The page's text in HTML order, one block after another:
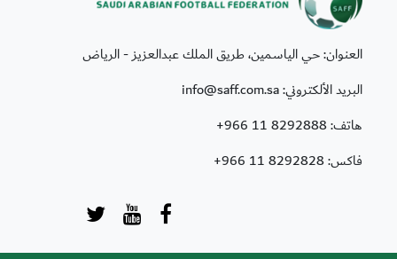
العنوان: حي الياسمين، طريق الملك عبدالعزيز - الرياض
البريد الألكتروني: info@saff.com.sa
هاتف:+966 11 8292888
فاكس:+966 11 8292828